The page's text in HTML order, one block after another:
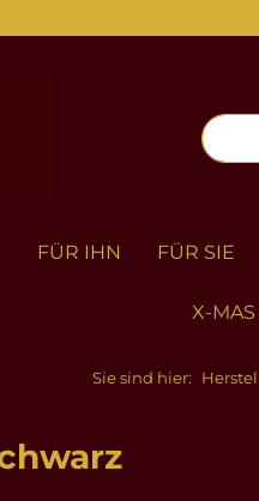
FÜR IHN FÜR SIE
X-
Sie sind hier: